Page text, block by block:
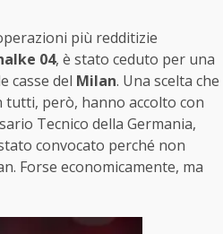
più redditizie
04, è stato ceduto per una
casse del Milan. Una scelta che
tutti, però, hanno accolto con
Tecnico della Germania,
convocato perché non
Forse economicamente, ma